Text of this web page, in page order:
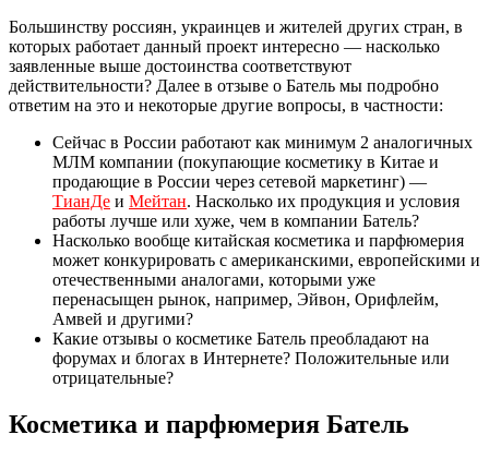
Большинству россиян, украинцев и жителей других стран, в
которых работает данный проект интересно — насколько
заявленные выше достоинства соответствуют
действительности? Далее в отзыве о Батель мы подробно
ответим на это и некоторые другие вопросы, в частности:
Сейчас в России работают как минимум 2 аналогичных
МЛМ компании (покупающие косметику в Китае и
продающие в России через сетевой маркетинг) —
ТианДе и Мейтан. Насколько их продукция и условия
работы лучше или хуже, чем в компании Батель?
Насколько вообще китайская косметика и парфюмерия
может конкурировать с американскими, европейскими и
отечественными аналогами, которыми уже
перенасыщен рынок, например, Эйвон, Орифлейм,
Амвей и другими?
Какие отзывы о косметике Батель преобладают на
форумах и блогах в Интернете? Положительные или
отрицательные?
Косметика и парфюмерия Батель